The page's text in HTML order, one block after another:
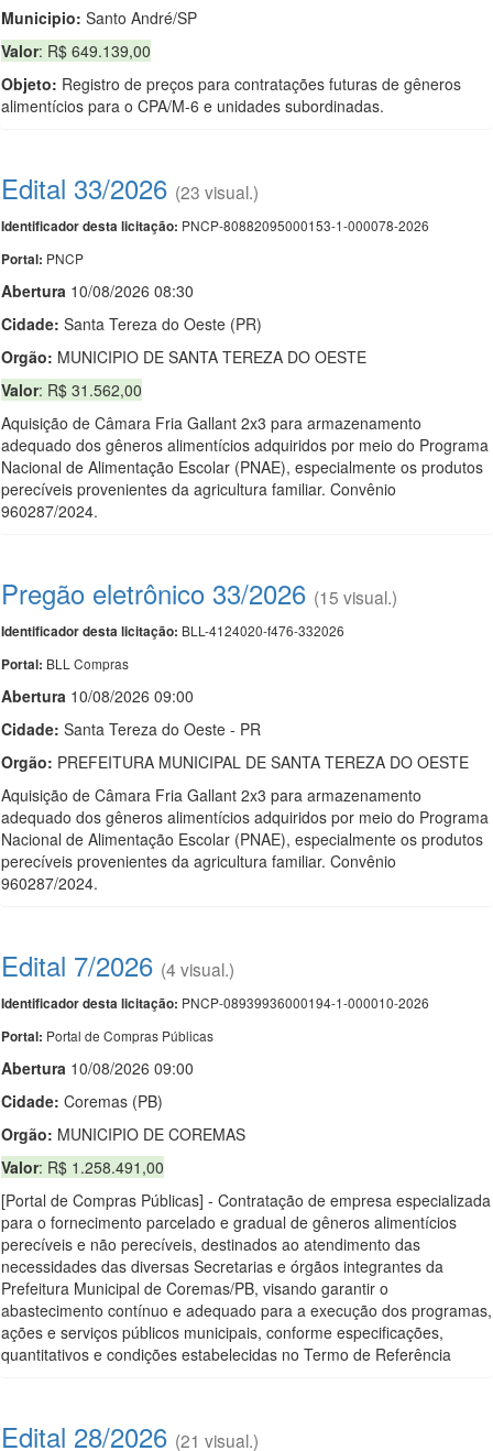
Municipio: Santo André/SP
Valor: R$ 649.139,00
Objeto: Registro de preços para contratações futuras de gêneros
alimentícios para o CPA/M-6 e unidades subordinadas.
Edital 33/2026 (23 visual.)
Identificador desta licitação: PNCP-80882095000153-1-000078-2026
Portal: PNCP
Abertura 10/08/2026 08:30
Cidade: Santa Tereza do Oeste (PR)
Orgão: MUNICIPIO DE SANTA TEREZA DO OESTE
Valor: R$ 31.562,00
Aquisição de Câmara Fria Gallant 2x3 para armazenamento
adequado dos gêneros alimentícios adquiridos por meio do Programa
Nacional de Alimentação Escolar (PNAE), especialmente os produtos
perecíveis provenientes da agricultura familiar. Convênio
960287/2024.
Pregão eletrônico 33/2026 (15 visual.)
Identificador desta licitação: BLL-4124020-f476-332026
Portal: BLL Compras
Abertura 10/08/2026 09:00
Cidade: Santa Tereza do Oeste - PR
Orgão: PREFEITURA MUNICIPAL DE SANTA TEREZA DO OESTE
Aquisição de Câmara Fria Gallant 2x3 para armazenamento
adequado dos gêneros alimentícios adquiridos por meio do Programa
Nacional de Alimentação Escolar (PNAE), especialmente os produtos
perecíveis provenientes da agricultura familiar. Convênio
960287/2024.
Edital 7/2026 (4 visual.)
Identificador desta licitação: PNCP-08939936000194-1-000010-2026
Portal: Portal de Compras Públicas
Abertura 10/08/2026 09:00
Cidade: Coremas (PB)
Orgão: MUNICIPIO DE COREMAS
Valor: R$ 1.258.491,00
[Portal de Compras Públicas] - Contratação de empresa especializada
para o fornecimento parcelado e gradual de gêneros alimentícios
perecíveis e não perecíveis, destinados ao atendimento das
necessidades das diversas Secretarias e órgãos integrantes da
Prefeitura Municipal de Coremas/PB, visando garantir o
abastecimento contínuo e adequado para a execução dos programas,
ações e serviços públicos municipais, conforme especificações,
quantitativos e condições estabelecidas no Termo de Referência
Edital 28/2026 (21 visual.)